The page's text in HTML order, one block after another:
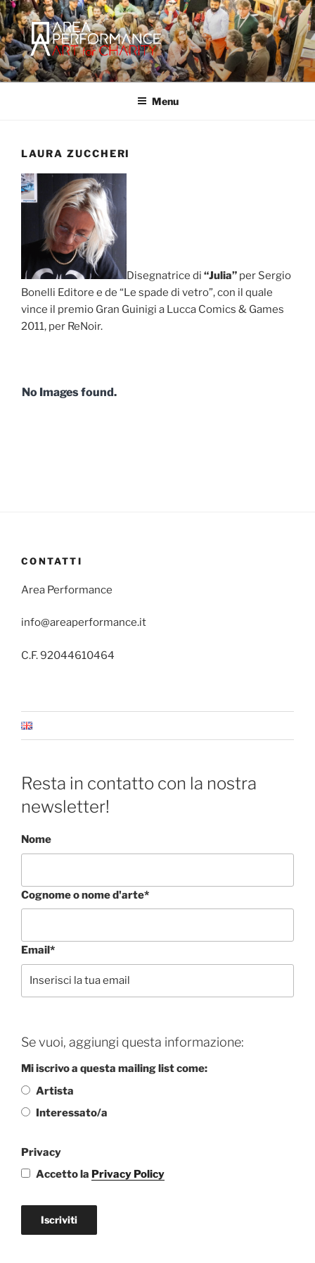
Salta
al
contenuto
AREA PERFORMANCE
Sito ufficiale della Onlus Area Performance.
Menu
LAURA ZUCCHERI
Disegnatrice di “Julia” per Sergio
Bonelli Editore e de “Le spade di vetro”, con il quale
vince il premio Gran Guinigi a Lucca Comics & Games
2011, per ReNoir.
No Images found.
CONTATTI
Area Performance
info@areaperformance.it
C.F. 92044610464
Resta in contatto con la nostra
newsletter!
Nome
Cognome o nome d'arte*
Email*
Se vuoi, aggiungi questa informazione:
Mi iscrivo a questa mailing list come:
Artista
Interessato/a
Privacy
Accetto la Privacy Policy
Iscriviti